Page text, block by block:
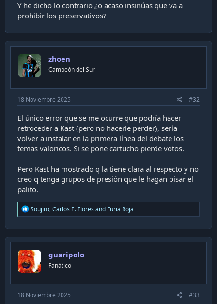
Y he dicho lo contrario ¿o acaso insinúas que va a
prohibir los preservativos?
zhoen
Campeón del Sur
18 Noviembre 2025 #32
El único error que se me ocurre que podría hacer
retroceder a Kast (pero no hacerle perder), sería
volver a instalar en la primera línea del debate los
temas valoricos. Si se pone cartucho pierde votos.
Pero Kast ha mostrado q la tiene clara al respecto y no
creo q tenga grupos de presión que le hagan pisar el
palito.
R
e
c
t
o
n
s
Soujiro,Carlos E. Flores and Furia Roja
guaripolo
Fanático
18 Noviembre 2025 #33